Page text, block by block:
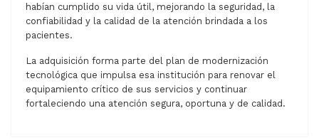
habían cumplido su vida útil, mejorando la seguridad, la
confiabilidad y la calidad de la atención brindada a los
pacientes.
La adquisición forma parte del plan de modernización
tecnológica que impulsa esa institución para renovar el
equipamiento crítico de sus servicios y continuar
fortaleciendo una atención segura, oportuna y de calidad.